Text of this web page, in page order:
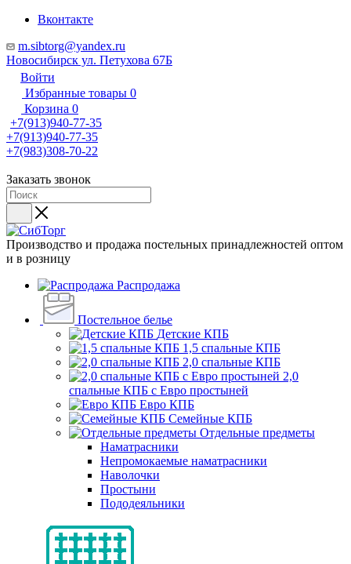
Вконтакте
m.sibtorg@yandex.ru
Новосибирск ул. Петухова 67Б
Войти
Избранные товары 0
Корзина 0
+7(913)940-77-35
+7(913)940-77-35
+7(983)308-70-22
Заказать звонок
Производство и продажа постельных принадлежностей оптом
и в розницу
Распродажа
Постельное белье
Детские КПБ
1,5 спальные КПБ
2,0 спальные КПБ
2,0
спальные КПБ с Евро простыней
Евро КПБ
Семейные КПБ
Отдельные предметы
Наматрасники
Непромокаемые наматрасники
Наволочки
Простыни
Пододеяльники